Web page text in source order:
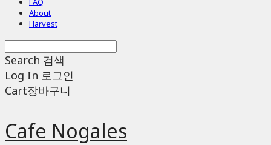
About
Harvest
Search 검색
Log In 로그인
Cart장바구니
Cafe Nogales